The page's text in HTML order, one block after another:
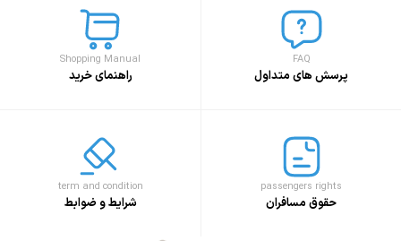
FAQ
پرسش های متداول
Shopping Manual
راهنمای خرید
passengers rights
حقوق مسافران
term and condition
شرایط و ضوابط